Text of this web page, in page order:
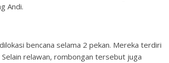
Andi.
bencana selama 2 pekan. Mereka terdiri
relawan, rombongan tersebut juga